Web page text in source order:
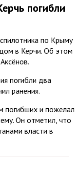
погибли
по Крыму
в Керчи. Об этом
погибли два
ранения.
погибших и пожелал
Он отметил, что
власти в